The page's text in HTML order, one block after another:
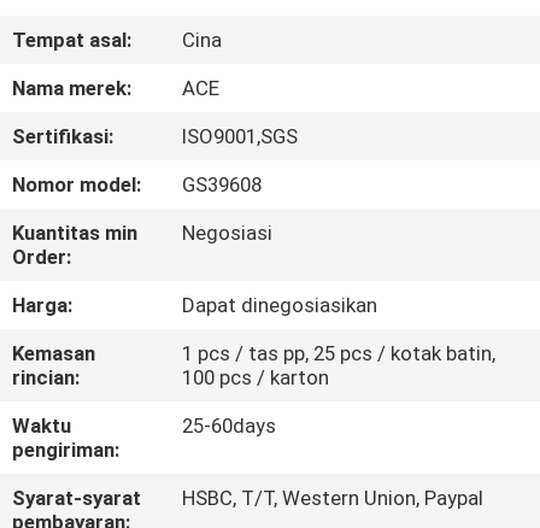
KAMI
PABRIK
KONTROL
KUALITAS
HUBUNGI
KAMI
BERITA
Tempat asal:
Cina
Nama merek:
ACE
Sertifikasi:
ISO9001,SGS
Nomor model:
GS39608
Kuantitas min
Order:
Negosiasi
Harga:
Dapat dinegosiasikan
Kemasan
rincian:
1 pcs / tas pp, 25 pcs / kotak batin,
100 pcs / karton
Waktu
pengiriman:
25-60days
Syarat-syarat
pembayaran:
HSBC, T/T, Western Union, Paypal